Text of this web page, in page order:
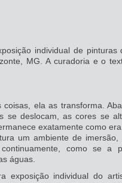
individual de
MG. A curadoria e o
coisas, ela as transforma.
se deslocam, as cores se
exatamente como
um ambiente de
como se a
águas.
exposição individual do